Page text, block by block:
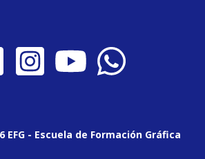
EFG - Escuela de Formación Gráfica